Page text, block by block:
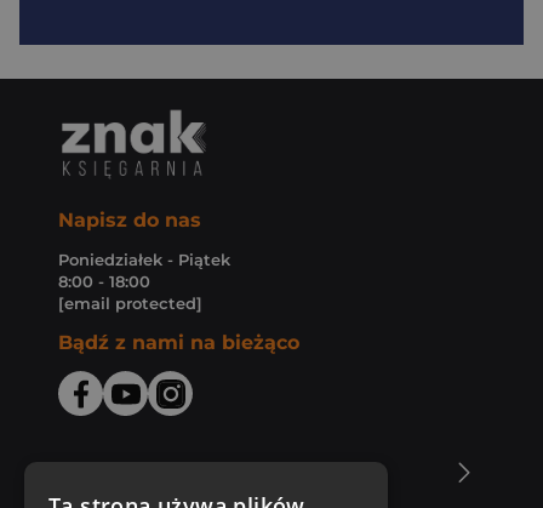
Napisz do nas
Poniedziałek - Piątek
8:00 - 18:00
[email protected]
Bądź z nami na bieżąco